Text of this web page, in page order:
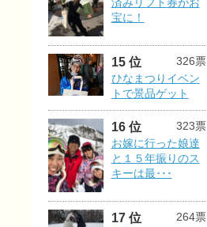
宝に！
15 位
326票
ひなまつりイベン
トで景品ゲット
16 位
323票
お嫁に行った娘達
と１５年振りのス
キーは最･･･
17 位
264票